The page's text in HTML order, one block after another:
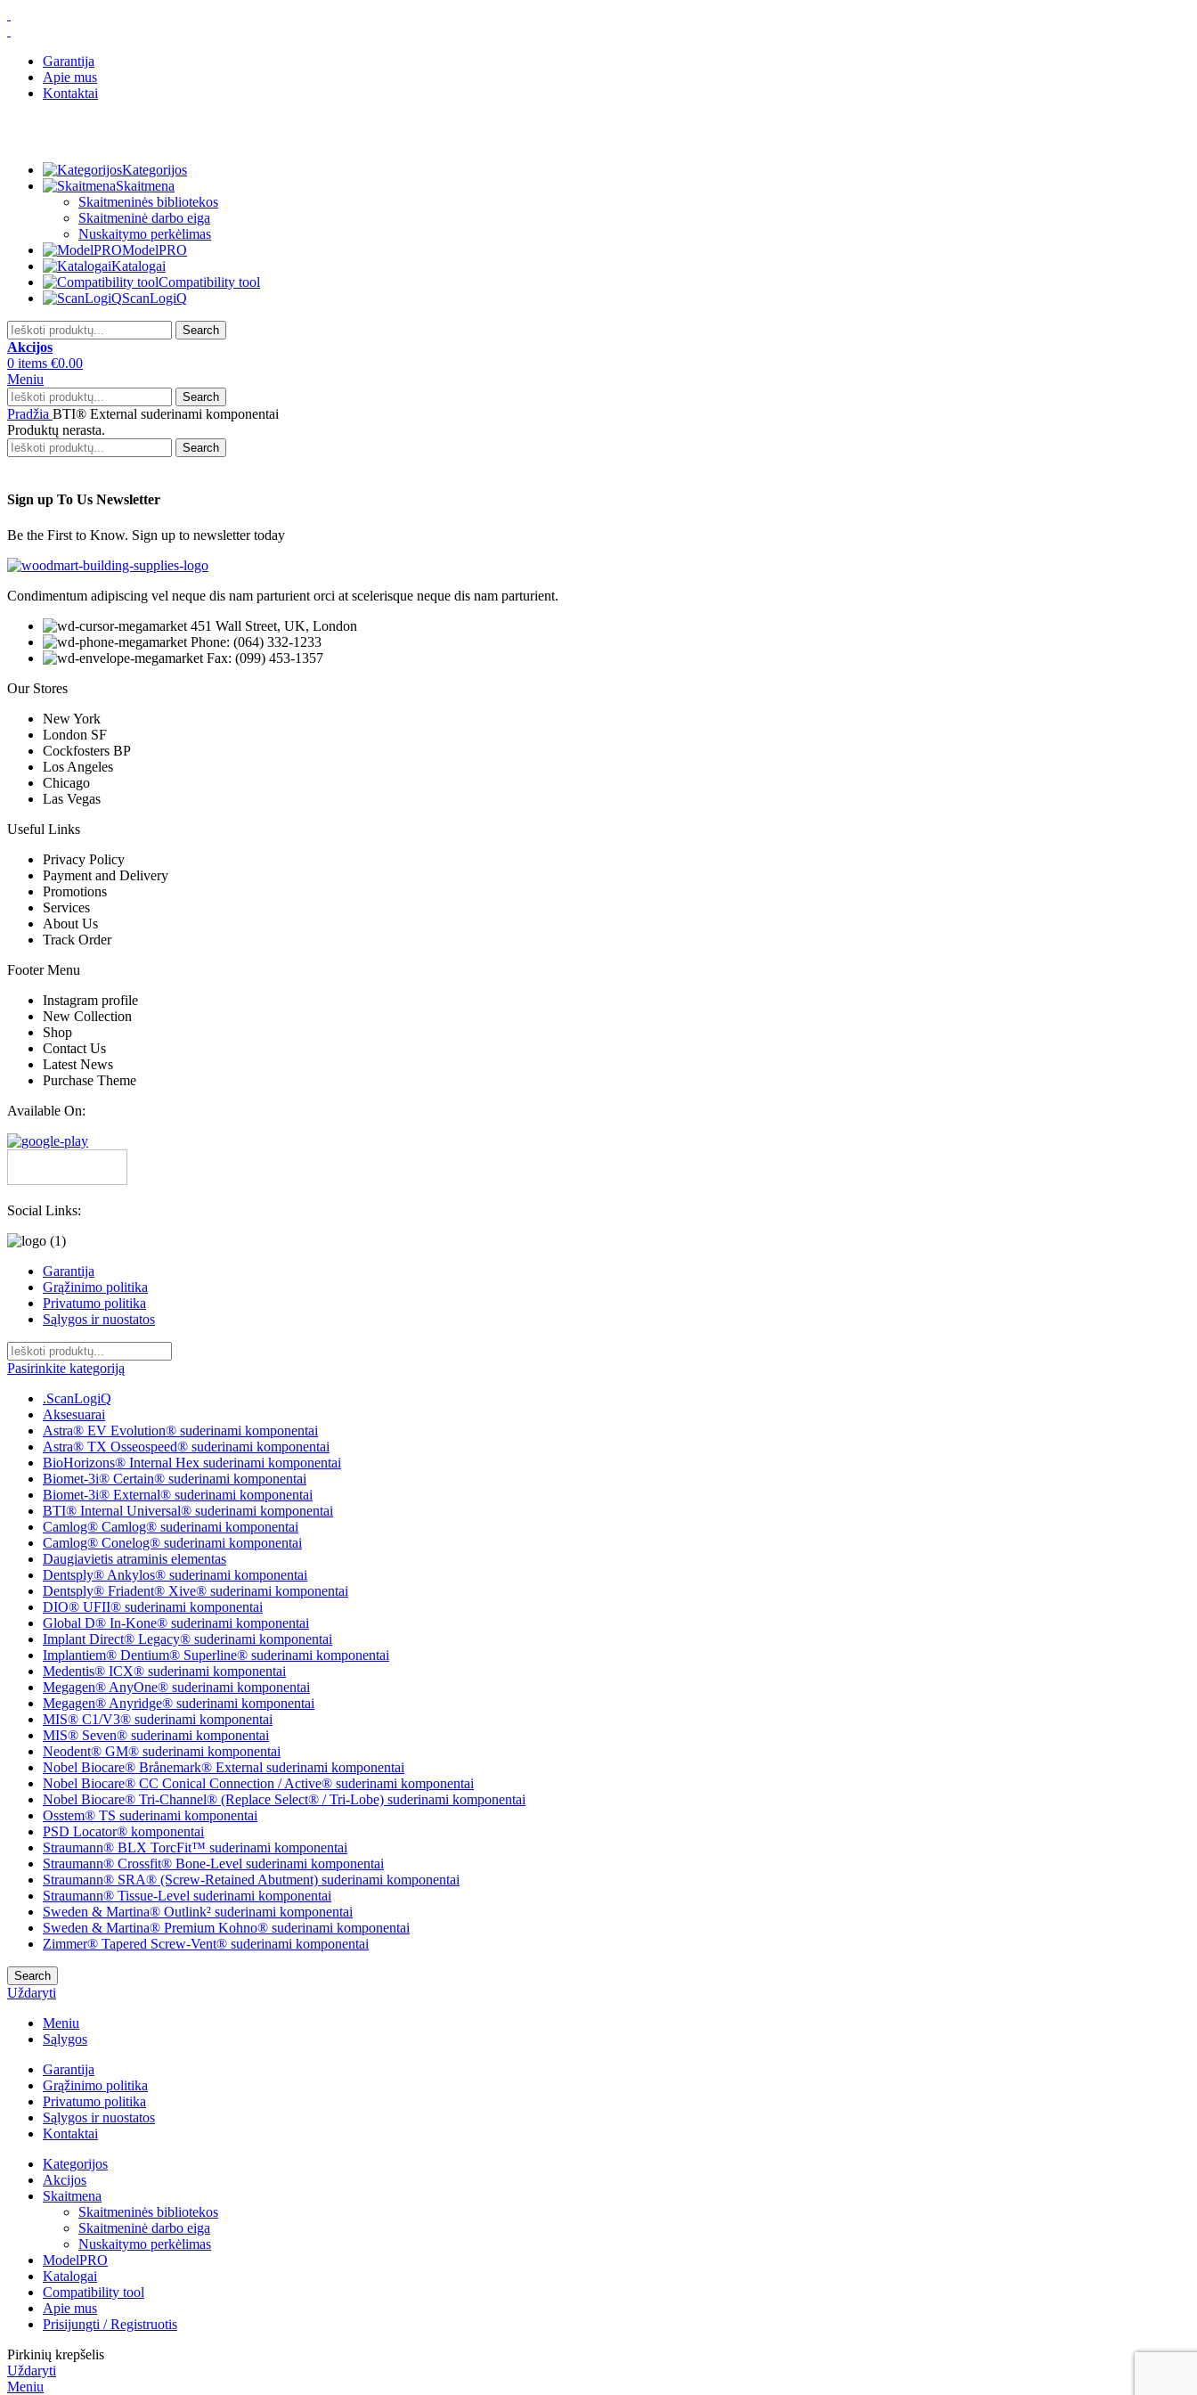
Garantija
Apie mus
Kontaktai
Kategorijos
Skaitmena
Skaitmeninės bibliotekos
Skaitmeninė darbo eiga
Nuskaitymo perkėlimas
ModelPRO
Katalogai
Compatibility tool
ScanLogiQ
Search
Akcijos
0 items €0.00
Meniu
Search
Pradžia BTI® External suderinami komponentai
Produktų nerasta.
Search
Sign up To Us Newsletter
Be the First to Know. Sign up to newsletter today
Condimentum adipiscing vel neque dis nam parturient orci at scelerisque neque dis nam parturient.
451 Wall Street, UK, London
Phone: (064) 332-1233
Fax: (099) 453-1357
Our Stores
New York
London SF
Cockfosters BP
Los Angeles
Chicago
Las Vegas
Useful Links
Privacy Policy
Payment and Delivery
Promotions
Services
About Us
Track Order
Footer Menu
Instagram profile
New Collection
Shop
Contact Us
Latest News
Purchase Theme
Available On:
Social Links:
Garantija
Grąžinimo politika
Privatumo politika
Sąlygos ir nuostatos
Pasirinkite kategoriją
.ScanLogiQ
Aksesuarai
Astra® EV Evolution® suderinami komponentai
Astra® TX Osseospeed® suderinami komponentai
BioHorizons® Internal Hex suderinami komponentai
Biomet-3i® Certain® suderinami komponentai
Biomet-3i® External® suderinami komponentai
BTI® Internal Universal® suderinami komponentai
Camlog® Camlog® suderinami komponentai
Camlog® Conelog® suderinami komponentai
Daugiavietis atraminis elementas
Dentsply® Ankylos® suderinami komponentai
Dentsply® Friadent® Xive® suderinami komponentai
DIO® UFII® suderinami komponentai
Global D® In-Kone® suderinami komponentai
Implant Direct® Legacy® suderinami komponentai
Implantiem® Dentium® Superline® suderinami komponentai
Medentis® ICX® suderinami komponentai
Megagen® AnyOne® suderinami komponentai
Megagen® Anyridge® suderinami komponentai
MIS® C1/V3® suderinami komponentai
MIS® Seven® suderinami komponentai
Neodent® GM® suderinami komponentai
Nobel Biocare® Brånemark® External suderinami komponentai
Nobel Biocare® CC Conical Connection / Active® suderinami komponentai
Nobel Biocare® Tri-Channel® (Replace Select® / Tri-Lobe) suderinami komponentai
Osstem® TS suderinami komponentai
PSD Locator® komponentai
Straumann® BLX TorcFit™ suderinami komponentai
Straumann® Crossfit® Bone-Level suderinami komponentai
Straumann® SRA® (Screw-Retained Abutment) suderinami komponentai
Straumann® Tissue-Level suderinami komponentai
Sweden & Martina® Outlink² suderinami komponentai
Sweden & Martina® Premium Kohno® suderinami komponentai
Zimmer® Tapered Screw-Vent® suderinami komponentai
Search
Uždaryti
Meniu
Sąlygos
Garantija
Grąžinimo politika
Privatumo politika
Sąlygos ir nuostatos
Kontaktai
Kategorijos
Akcijos
Skaitmena
Skaitmeninės bibliotekos
Skaitmeninė darbo eiga
Nuskaitymo perkėlimas
ModelPRO
Katalogai
Compatibility tool
Apie mus
Prisijungti / Registruotis
Pirkinių krepšelis
Uždaryti
Meniu